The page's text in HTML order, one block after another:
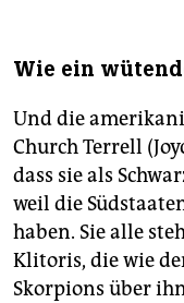
Wie ein
Und die
Church Terrell
dass sie als
weil die
haben. Sie alle
Klitoris, die wie
Skorpions über